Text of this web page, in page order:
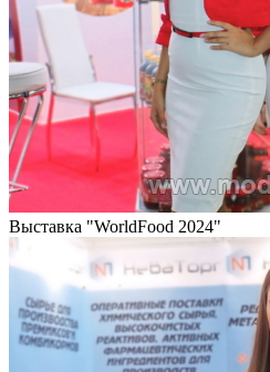
Выставка "WorldFood 2024"